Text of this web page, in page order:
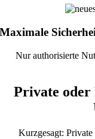
Maximale
Nur authorisierte
Private oder
Kurzgesagt: